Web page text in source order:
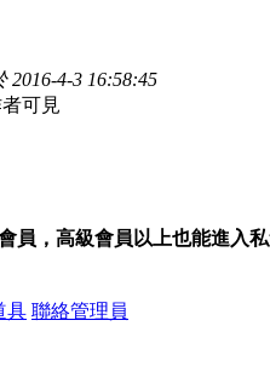
2016-4-3 16:58:45
可見
員，高級會員以上也能進入
具 聯絡管理員